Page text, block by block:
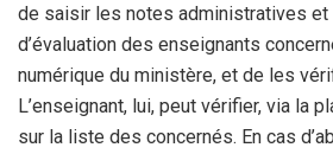
de saisir les notes administratives
d’évaluation des enseignants
numérique du ministère, et de les
L’enseignant, lui, peut vérifier, via la
sur la liste des concernés. En cas